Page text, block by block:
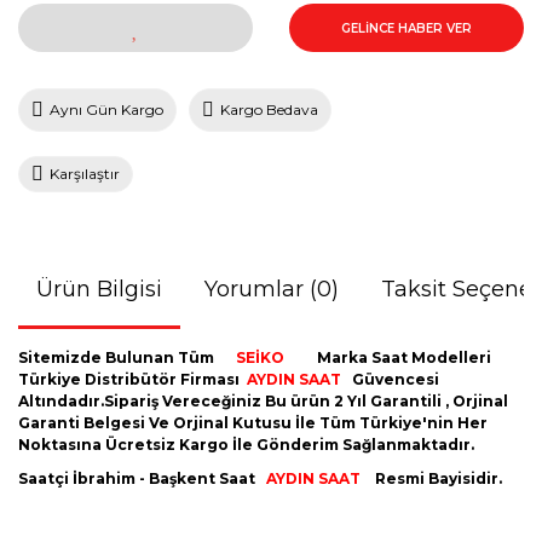
GELİNCE HABER VER
Aynı Gün Kargo Kargo Bedava
Karşılaştır
Ürün Bilgisi Yorumlar (0) Taksit
Sitemizde Bulunan Tüm SEİKO
Marka Saat Modelleri
Türkiye Distribütör Firması AYDIN SAAT
Güvencesi
Altındadır.Sipariş Vereceğiniz Bu ürün 2 Yıl Garantili , Orjinal
Garanti Belgesi Ve Orjinal Kutusu İle Tüm Türkiye'nin Her
Noktasına Ücretsiz Kargo İle Gönderim Sağlanmaktadır.
Saatçi İbrahim - Başkent Saat AYDIN SAAT Resmi Bayisidir.